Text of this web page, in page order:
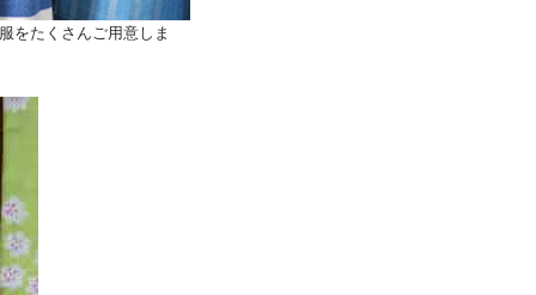
をたくさんご用意しま